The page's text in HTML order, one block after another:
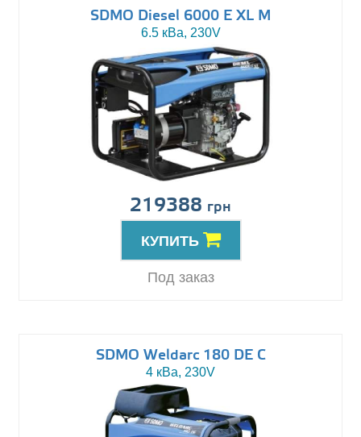
SDMO Diesel 6000 E XL M
6.5 кВа, 230V
219388 грн
КУПИТЬ
Под заказ
SDMO Weldarc 180 DE C
4 кВа, 230V